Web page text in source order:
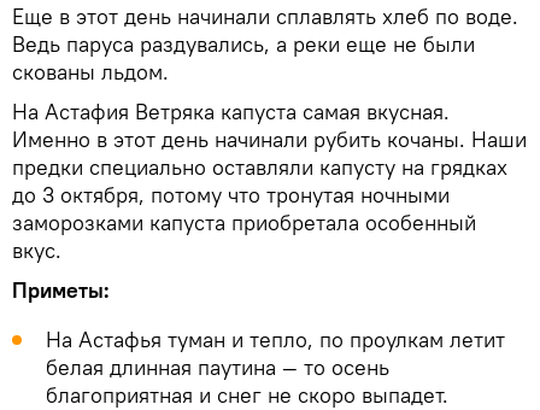
Еще в этот день начинали сплавлять хлеб по воде.
Ведь паруса раздувались, а реки еще не были
скованы льдом.
На Астафия Ветряка капуста самая вкусная.
Именно в этот день начинали рубить кочаны. Наши
предки специально оставляли капусту на грядках
до 3 октября, потому что тронутая ночными
заморозками капуста приобретала особенный
вкус.
Приметы:
На Астафья туман и тепло, по проулкам летит
белая длинная паутина — то осень
благоприятная и снег не скоро выпадет.